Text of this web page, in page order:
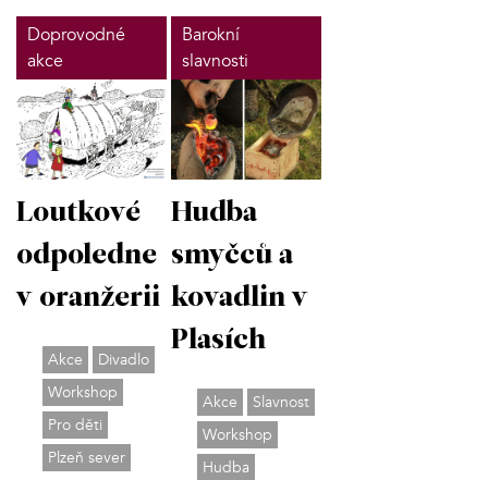
Doprovodné
akce
Loutkové
odpoledne
v oranžerii
Akce
Divadlo
Workshop
Pro děti
Plzeň sever
Barokní
slavnosti
Hudba
smyčců a
kovadlin v
Plasích
Akce
Slavnost
Workshop
Hudba